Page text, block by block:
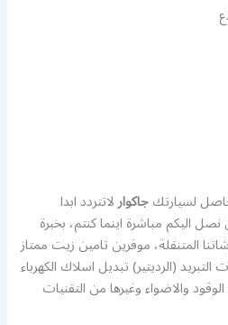
لسيارتكجاكوارلاتتردد ابدا
اليكم مباشرة اينما كنتم، بخبرة
المتنقلة، موفرين تامين زيت ممتاز
التبريد (الرديتير) تبديل اسلاك الكهرباء
الوقود والاضواء وغيرها من التقنيات